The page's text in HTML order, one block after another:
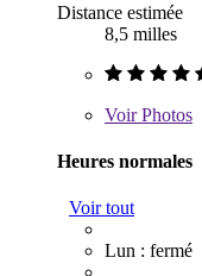
Distance estimée
8,5 milles
VoirPhotos
Heures normales
Voir tout
Lun : fermé